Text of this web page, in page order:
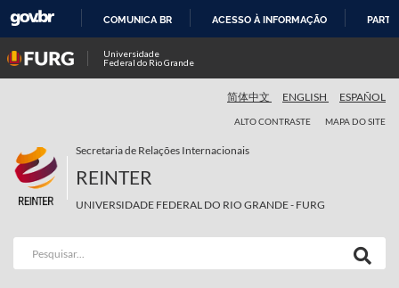
CONTEÚDO
COMUNICA BR ACESSO À INFORMAÇÃO
Universidade
Federal do Rio Grande
简体中文 ENGLISH ESPAÑOL
ALTO CONTRASTE MAPA DO SITE
Secretaria de Relações Internacionais
REINTER
UNIVERSIDADE FEDERAL DO RIO GRANDE - FURG